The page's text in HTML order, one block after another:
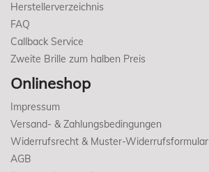
Herstellerverzeichnis
FAQ
Callback Service
Zweite Brille zum halben Preis
Onlineshop
Impressum
Versand- & Zahlungsbedingungen
Widerrufsrecht & Muster-Widerrufsformular
AGB